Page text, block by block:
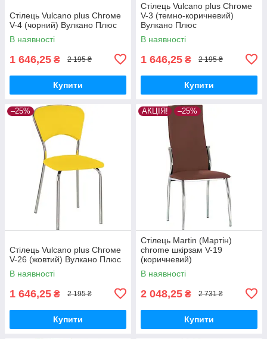
Стілець Vulcano plus Сhгоме
V-4 (чорний) Вулкано Плюс
В наявності
1 646,25 ₴ 2 195 ₴
Купити
Стілець Vulcano plus Сhгоме
V-3 (темно-коричневий)
Вулкано Плюс
В наявності
1 646,25 ₴ 2 195 ₴
Купити
–25%
Стілець Vulcano plus Сhгоме
V-26 (жовтий) Вулканo Плюс
В наявності
1 646,25 ₴ 2 195 ₴
Купити
АКЦІЯ! –25%
Стілець Martin (Мартін)
chrome шкірзам V-19
(коричневий)
В наявності
2 048,25 ₴ 2 731 ₴
Купити